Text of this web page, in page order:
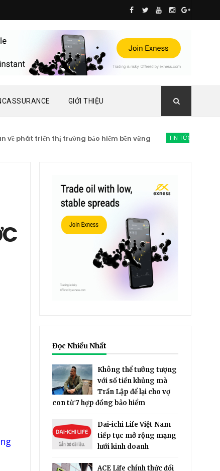
GIỚI THIỆU
triển thị trường bảo hiểm bền vững TIN TỨC BẢO HIỂM
Đọc Nhiều Nhất
Không thể tưởng tượng
với số tiền khủng mà
Trần Lập để lại cho vợ
con từ 7 hợp đồng bảo hiểm
Dai-ichi Life Việt Nam
tiếp tục mở rộng mạng
lưới kinh doanh
ACE Life chính thức đổi